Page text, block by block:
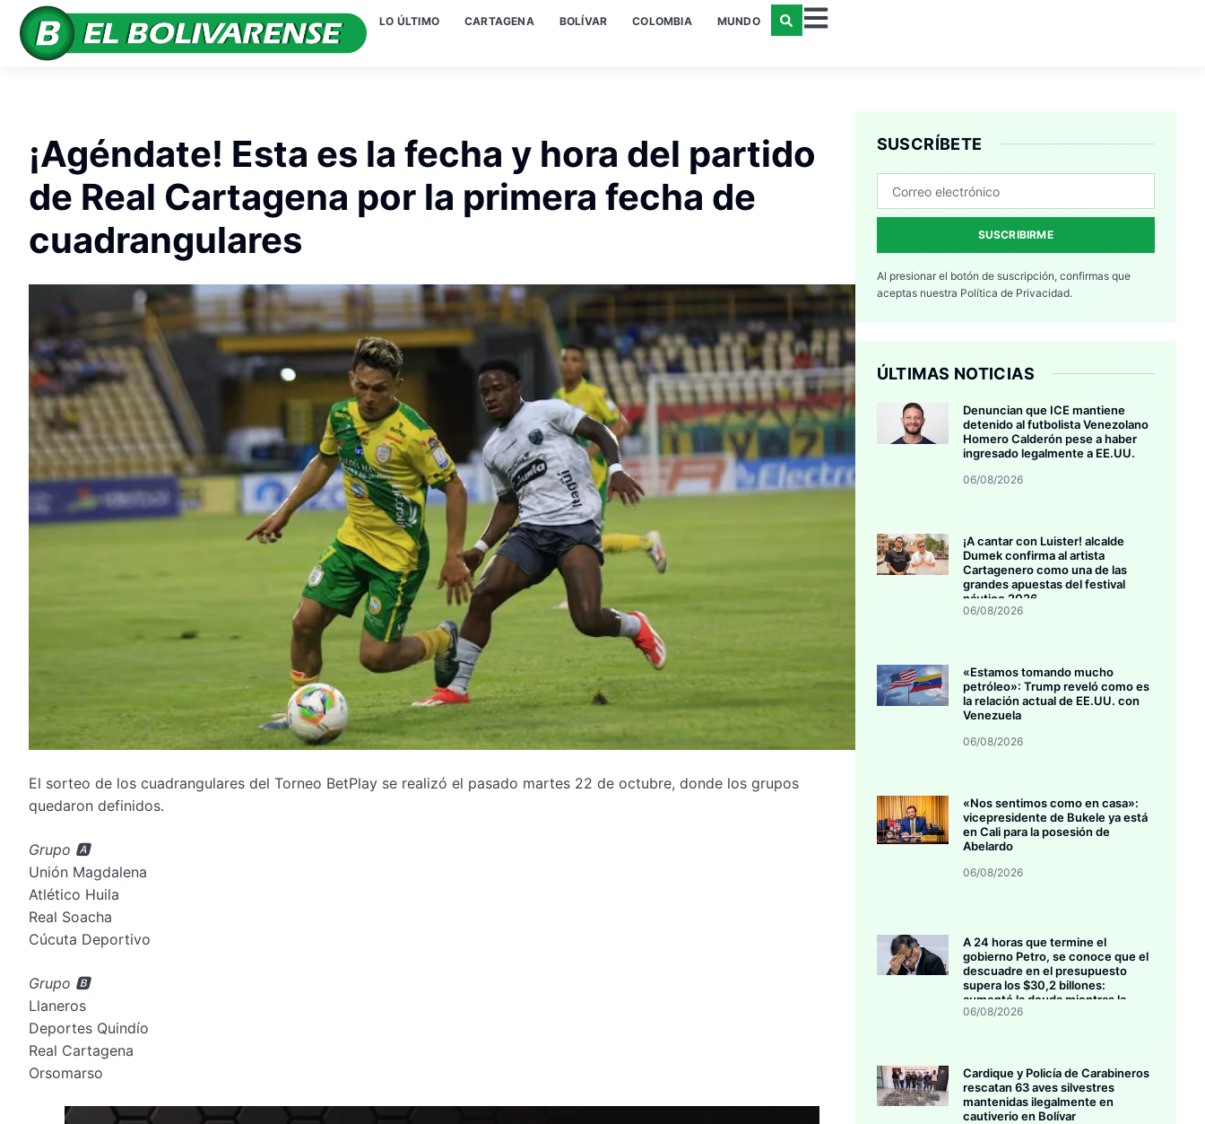
LO ÚLTIMO CARTAGENA BOLÍVAR COLOMBIA MUNDO
¡Agéndate! Esta es la fecha y hora del partido
de Real Cartagena por la primera fecha de
cuadrangulares
El sorteo de los cuadrangulares del Torneo BetPlay se realizó el pasado martes 22 de octubre, donde los grupos
quedaron definidos.
Grupo 🅰️
Unión Magdalena
Atlético Huila
Real Soacha
Cúcuta Deportivo
Grupo 🅱️
Llaneros
Deportes Quindío
Real Cartagena
Orsomarso
SUSCRÍBETE
SUSCRIBIRME
Al presionar el botón de suscripción, confirmas que
aceptas nuestra Política de Privacidad.
ÚLTIMAS NOTICIAS
Denuncian que ICE mantiene
detenido al futbolista Venezolano
Homero Calderón pese a haber
ingresado legalmente a EE.UU.
06/08/2026
¡A cantar con Luister! alcalde
Dumek confirma al artista
Cartagenero como una de las
grandes apuestas del festival
náutico 2026
06/08/2026
«Estamos tomando mucho
petróleo»: Trump reveló como es
la relación actual de EE.UU. con
Venezuela
06/08/2026
«Nos sentimos como en casa»:
vicepresidente de Bukele ya está
en Cali para la posesión de
Abelardo
06/08/2026
A 24 horas que termine el
gobierno Petro, se conoce que el
descuadre en el presupuesto
supera los $30,2 billones:
aumentó la deuda mientras la
inversión se estanca
06/08/2026
Cardique y Policía de Carabineros
rescatan 63 aves silvestres
mantenidas ilegalmente en
cautiverio en Bolívar